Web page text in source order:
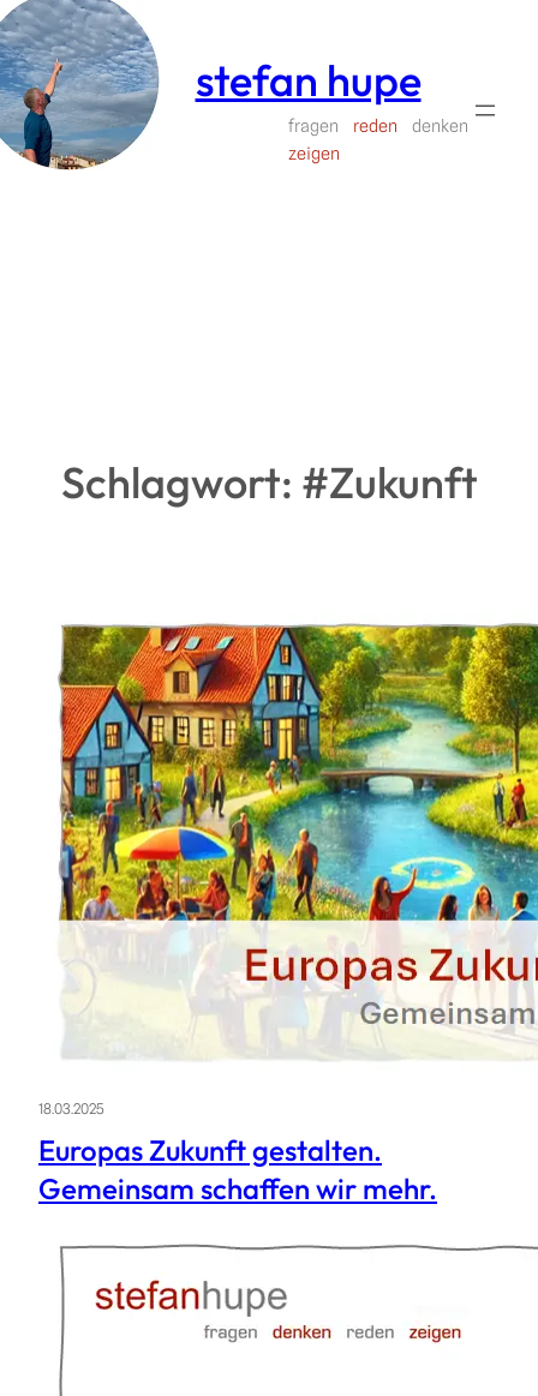
Zum
Inhalt
springen
stefan hupe
fragen reden
denken
zeigen
Schlagwort: #Zukunft
18.03.2025
Europas Zukunft gestalten.
Gemeinsam schaffen wir mehr.